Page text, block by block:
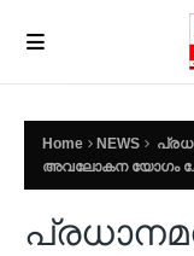
Home NEWS
അവലോകന യോഗം